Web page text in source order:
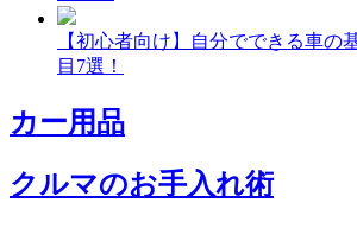
【初心者向け】自分でできる車の
目7選！
カー用品
クルマのお手入れ術